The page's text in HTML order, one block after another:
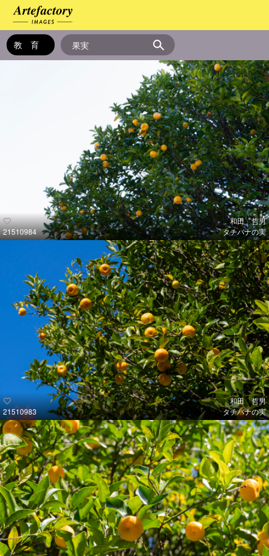
21510984
和田 哲男
タチバナの実
21510983
和田 哲男
タチバナの実